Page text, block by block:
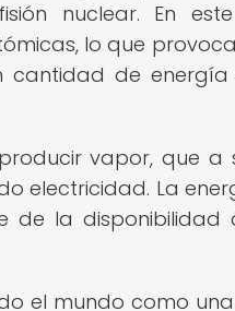
nuclear. En
lo que provoca
cantidad de
vapor, que a
electricidad. La
de la disponibilidad
el mundo como